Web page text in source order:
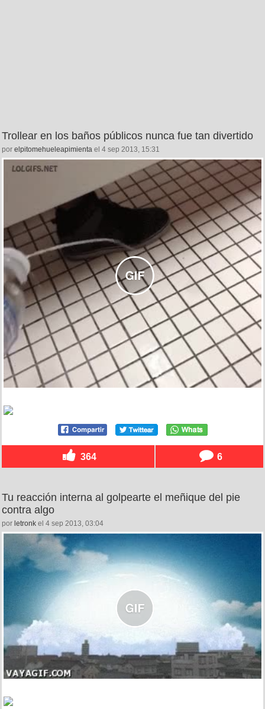
Trollear en los baños públicos nunca fue tan divertido
por elpitomehueleapimienta el 4 sep 2013, 15:31
364 6
Tu reacción interna al golpearte el meñique del pie
contra algo
por letronk el 4 sep 2013, 03:04